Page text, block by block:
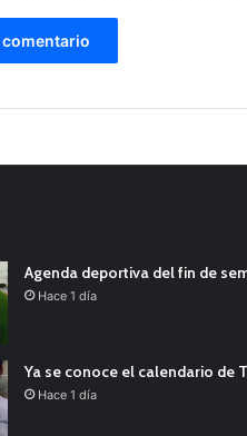
Agenda deportiva del fin de
Hace 1 día
Ya se conoce el calendario de
Hace 1 día